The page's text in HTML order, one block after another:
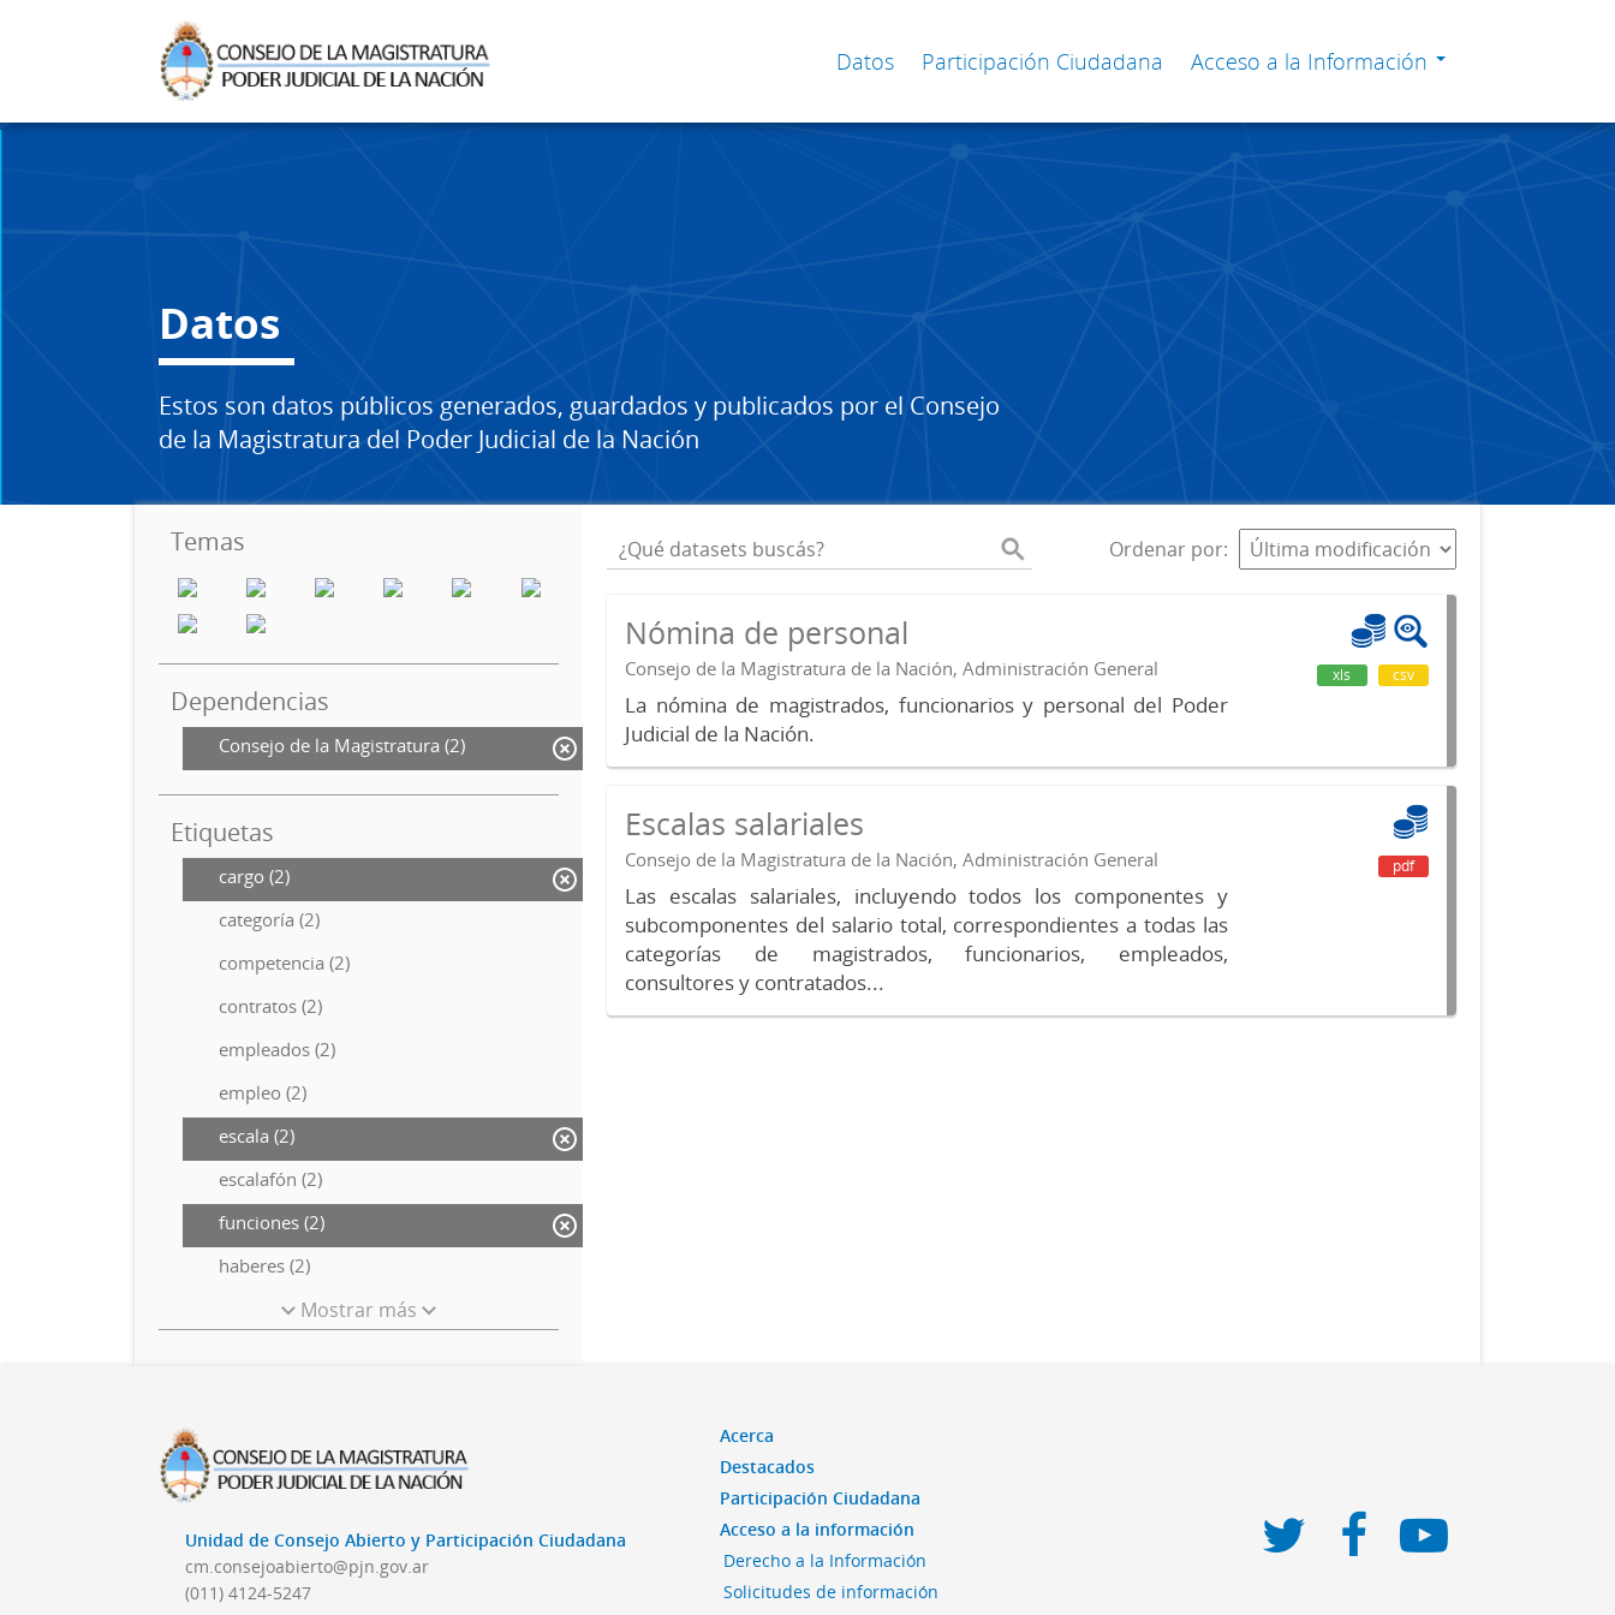
Datos Participación Ciudadana Acceso a la Información
Datos
Estos son datos públicos generados, guardados y publicados por el Consejo
de la Magistratura del Poder Judicial de la Nación
Temas
Dependencias
Consejo de la Magistratura (2)
Etiquetas
cargo (2)
categoría (2)
competencia (2)
contratos (2)
empleados (2)
empleo (2)
escala (2)
escalafón (2)
funciones (2)
haberes (2)
Mostrar más
Ordenar por
Nómina de personal
Consejo de la Magistratura de la Nación, Administración General
La nómina de magistrados, funcionarios y personal del Poder
Judicial de la Nación.
xls csv
Escalas salariales
Consejo de la Magistratura de la Nación, Administración General
Las escalas salariales, incluyendo todos los componentes y
subcomponentes del salario total, correspondientes a todas las
categorías de magistrados, funcionarios, empleados,
consultores y contratados...
pdf
Unidad de Consejo Abierto y Participación Ciudadana
cm.consejoabierto@pjn.gov.ar
(011) 4124-5247
Acerca
Destacados
Participación Ciudadana
Acceso a la información
Derecho a la Información
Solicitudes de información